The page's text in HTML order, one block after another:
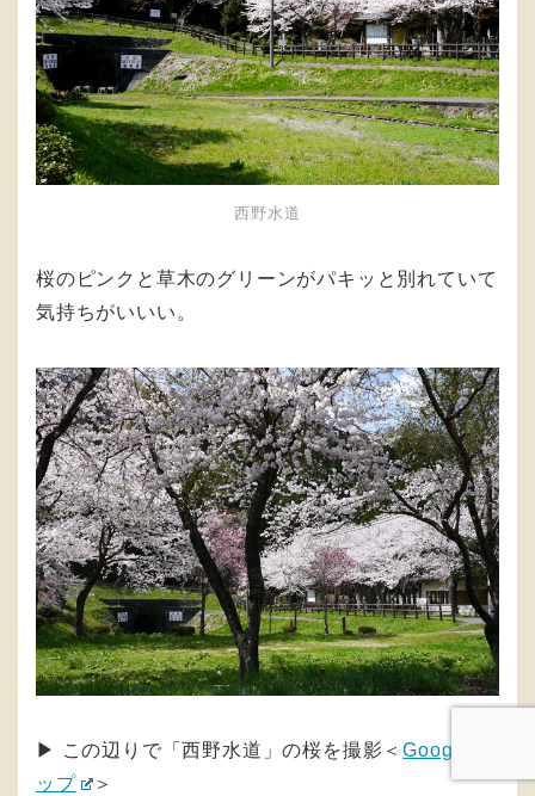
西野水道
桜のピンクと草木のグリーンがパキッと別れていて
気持ちがいいい。
▶︎ この辺りで「西野水道」の桜を撮影＜Googleマ
ップ
＞